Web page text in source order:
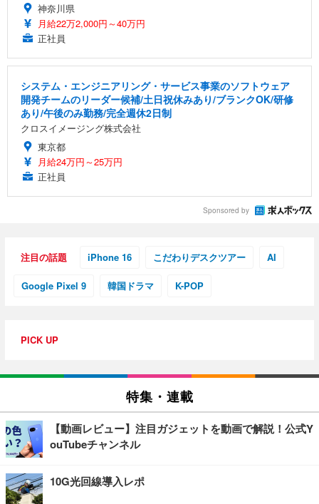
神奈川県
月給22万2,000円～40万円
正社員
システム・エンジニアリング・サービス事業のソフトウェア
開発チームのリーダー候補/土日祝休みあり/ブランクOK/研修
あり/午後のみ勤務/完全週休2日制
クロスイメージング株式会社
東京都
月給24万円～25万円
正社員
Sponsored by
注目の話題 iPhone 16 こだわりデスクツアー AI
Google Pixel 9 韓国ドラマ K-POP
PICK UP
特集・連載
【動画レビュー】注目ガジェットを動画で解説！公式Y
ouTubeチャンネル
10G光回線導入レポ